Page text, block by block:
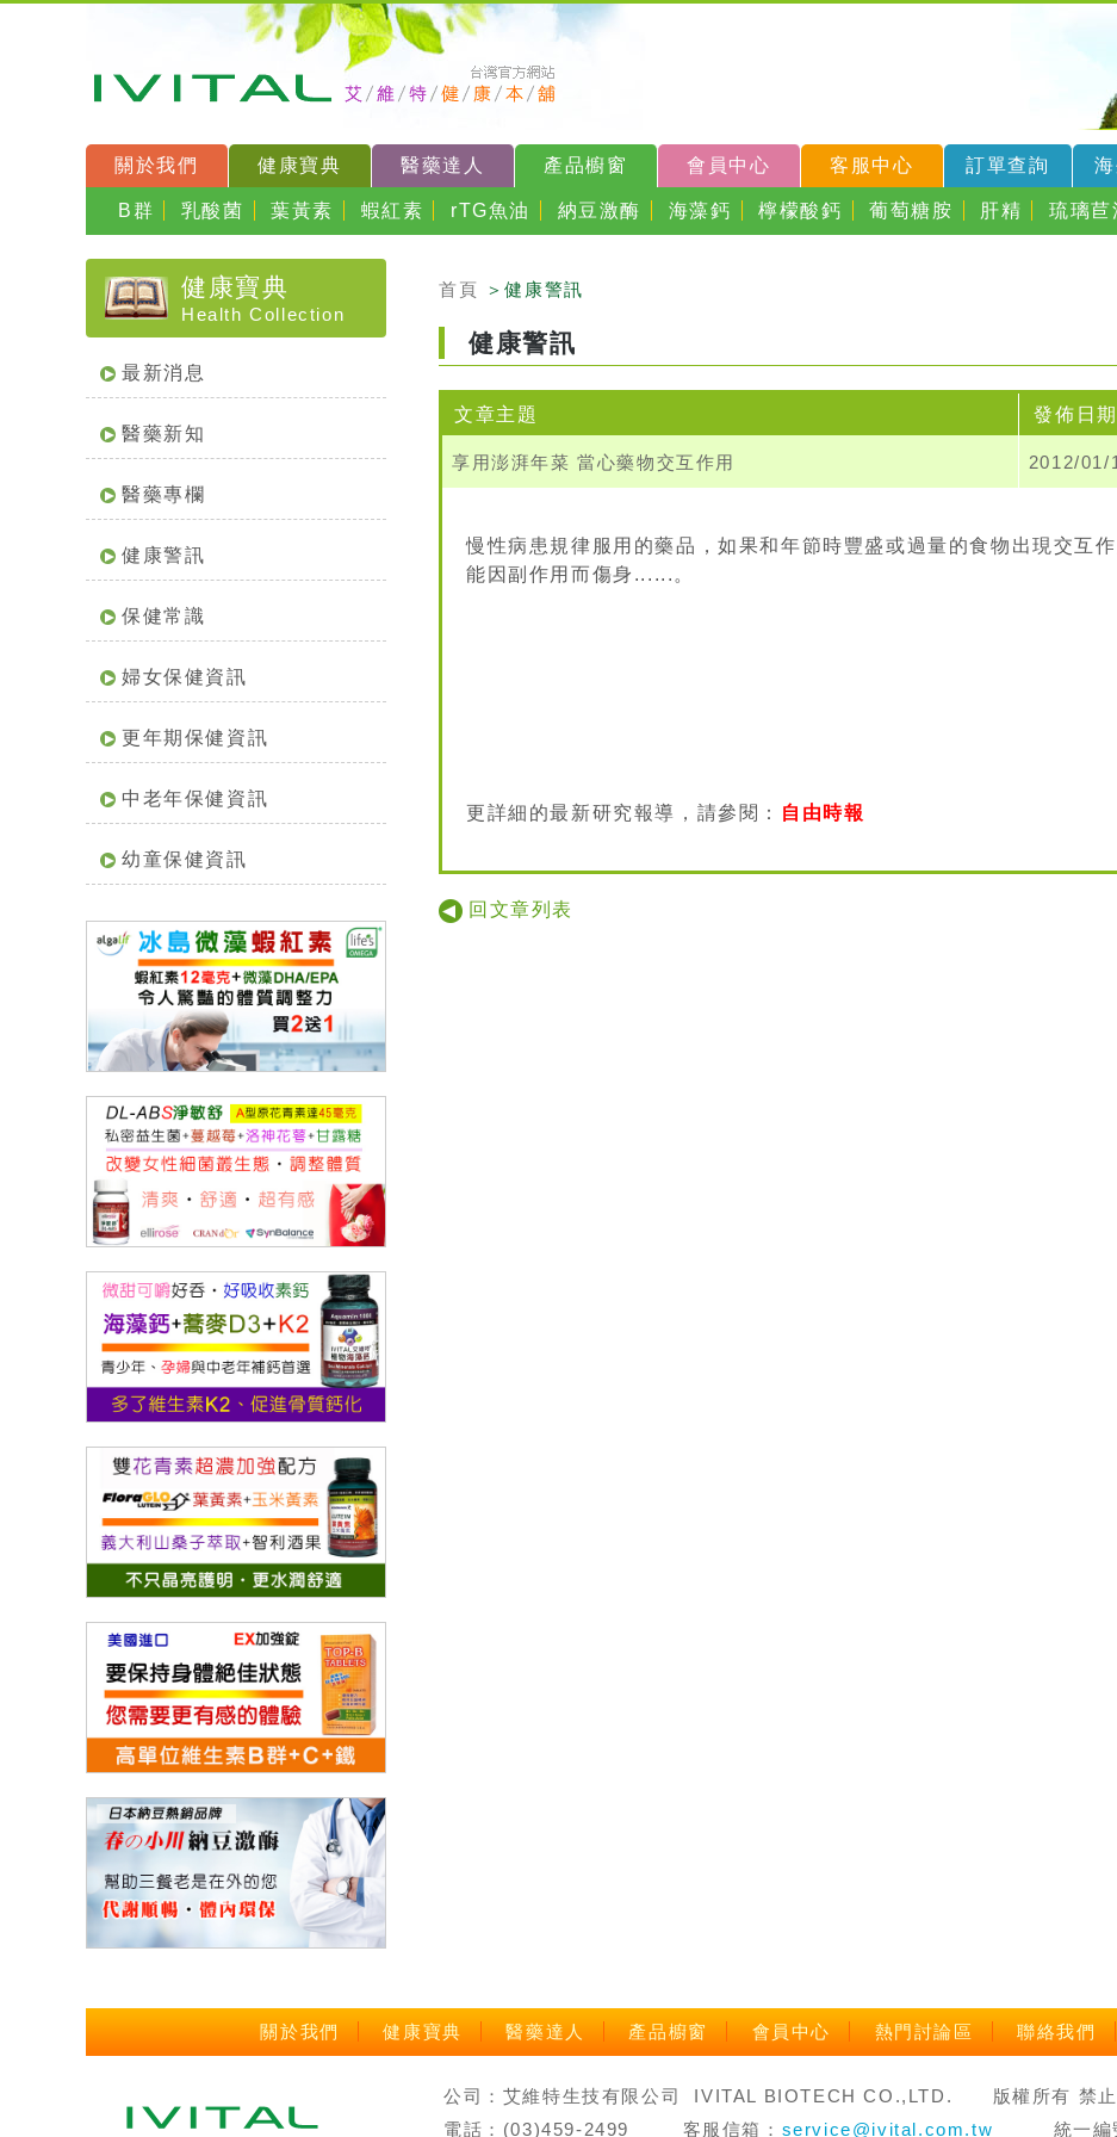
關於我們 健康寶典 醫藥達人 產品櫥窗 會員中心 客服中心 訂單查詢
B群 乳酸菌 葉黃素 蝦紅素 rTG魚油 納豆激酶 海藻鈣 檸檬酸鈣 葡萄糖胺 肝精 琉璃苣
健康寶典
Health Collection
最新消息
醫藥新知
醫藥專欄
健康警訊
保健常識
婦女保健資訊
更年期保健資訊
中老年保健資訊
幼童保健資訊
首頁 ＞健康警訊
健康警訊
文章主題 發佈日期
享用澎湃年菜 當心藥物交互作用 2012/01/
慢性病患規律服用的藥品，如果和年節時豐盛或過量的食物出現交互
能因副作用而傷身......。
更詳細的最新研究報導，請參閱： 自由時報
回文章列表
關於我們 健康寶典 醫藥達人 產品櫥窗 會員中心 熱門討論區 聯絡我們
公司：艾維特生技有限公司 IVITAL BIOTECH CO.,LTD. 版權所有 禁
電話：(03)459-2499 客服信箱： service@ivital.com.tw 統一編號